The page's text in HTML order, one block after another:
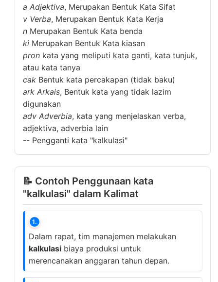
a Adjektiva, Merupakan Bentuk Kata Sifat
v Verba, Merupakan Bentuk Kata Kerja
n Merupakan Bentuk Kata benda
ki Merupakan Bentuk Kata kiasan
pron kata yang meliputi kata ganti, kata tunjuk,
atau kata tanya
cak Bentuk kata percakapan (tidak baku)
ark Arkais, Bentuk kata yang tidak lazim
digunakan
adv Adverbia, kata yang menjelaskan verba,
adjektiva, adverbia lain
-- Pengganti kata "kalkulasi"
📝 Contoh Penggunaan kata
"kalkulasi" dalam Kalimat
1.
Dalam rapat, tim manajemen melakukan
kalkulasi biaya produksi untuk
merencanakan anggaran tahun depan.